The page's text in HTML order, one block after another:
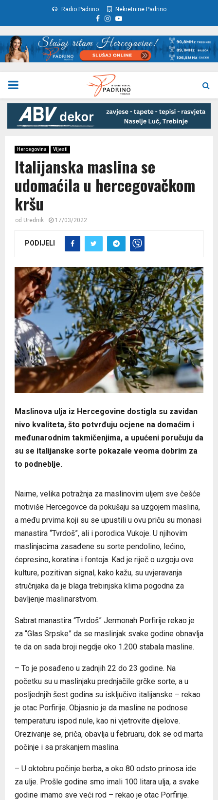
Radio Padrino Nekretnine Padrino
Facebook
Instagram
Youtube
PRIMARY
MENU
Hercegovina Vijesti
Italijanska maslina se
udomaćila u hercegovačkom
kršu
od Urednik 17/03/2022
PODIJELI
Maslinova ulja iz Hercegovine dostigla su zavidan
nivo kvaliteta, što potvrđuju ocjene na domaćim i
međunarodnim takmičenjima, a upućeni poručuju da
su se italijanske sorte pokazale veoma dobrim za
to podneblje.
Naime, velika potražnja za maslinovim uljem sve češće
motiviše Hercegovce da pokušaju sa uzgojem maslina,
a među prvima koji su se upustili u ovu priču su monasi
manastira “Tvrdoš”, ali i porodica Vukoje. U njihovim
maslinjacima zasađene su sorte pendolino, lećino,
ćepresino, koratina i fontoja. Kad je riječ o uzgoju ove
kulture, pozitivan signal, kako kažu, su uvjeravanja
stručnjaka da je blaga trebinjska klima pogodna za
bavljenje maslinarstvom.
Sabrat manastira “Tvrdoš” Jermonah Porfirije rekao je
za “Glas Srpske” da se maslinjak svake godine obnavlja
te da on sada broji negdje oko 1.200 stabala masline.
– To je posađeno u zadnjih 22 do 23 godine. Na
početku su u maslinjaku prednjačile grčke sorte, a u
posljednjih šest godina su isključivo italijanske – rekao
je otac Porfirije. Objasnio je da masline ne podnose
temperaturu ispod nule, kao ni vjetrovite dijelove.
Orezivanje se, priča, obavlja u februaru, dok se od marta
počinje i sa prskanjem maslina.
– U oktobru počinje berba, a oko 80 odsto prinosa ide
za ulje. Prošle godine smo imali 100 litara ulja, a svake
godine imamo sve veći rod – rekao je otac Porfirije.